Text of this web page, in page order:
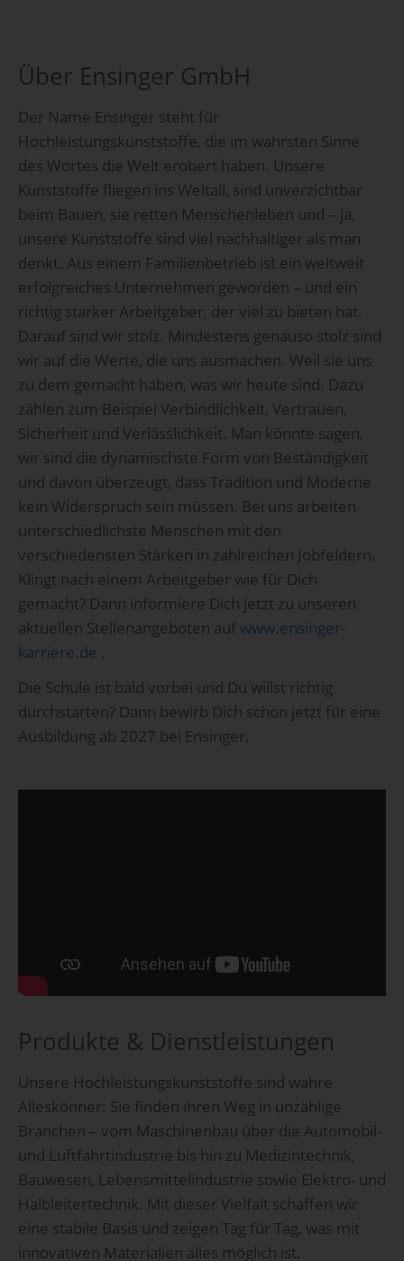
Über Ensinger GmbH
Der Name Ensinger steht für
Hochleistungskunststoffe, die im wahrsten Sinne
des Wortes die Welt erobert haben. Unsere
Kunststoffe fliegen ins Weltall, sind unverzichtbar
beim Bauen, sie retten Menschenleben und – ja,
unsere Kunststoffe sind viel nachhaltiger als man
denkt. Aus einem Familienbetrieb ist ein weltweit
erfolgreiches Unternehmen geworden – und ein
richtig starker Arbeitgeber, der viel zu bieten hat.
Darauf sind wir stolz. Mindestens genauso stolz sind
wir auf die Werte, die uns ausmachen. Weil sie uns
zu dem gemacht haben, was wir heute sind. Dazu
zählen zum Beispiel Verbindlichkeit, Vertrauen,
Sicherheit und Verlässlichkeit. Man könnte sagen,
wir sind die dynamischste Form von Beständigkeit
und davon überzeugt, dass Tradition und Moderne
kein Widerspruch sein müssen. Bei uns arbeiten
unterschiedlichste Menschen mit den
verschiedensten Stärken in zahlreichen Jobfeldern.
Klingt nach einem Arbeitgeber wie für Dich
gemacht? Dann informiere Dich jetzt zu unseren
aktuellen Stellenangeboten aufwww.ensinger-
karriere.de .
Die Schule ist bald vorbei und Du willst richtig
durchstarten? Dann bewirb Dich schon jetzt für eine
Ausbildung ab 2027 bei Ensinger.
Produkte & Dienstleistungen
Unsere Hochleistungskunststoffe sind wahre
Alleskönner: Sie finden ihren Weg in unzählige
Branchen – vom Maschinenbau über die Automobil-
und Luftfahrtindustrie bis hin zu Medizintechnik,
Bauwesen, Lebensmittelindustrie sowie Elektro- und
Halbleitertechnik. Mit dieser Vielfalt schaffen wir
eine stabile Basis und zeigen Tag für Tag, was mit
innovativen Materialien alles möglich ist.